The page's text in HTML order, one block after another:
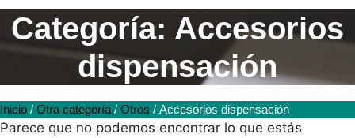
Categoría: Accesorios
dispensación
Inicio / Otra categoría / Otros / Accesorios dispensación
Parece que no podemos encontrar lo que estás